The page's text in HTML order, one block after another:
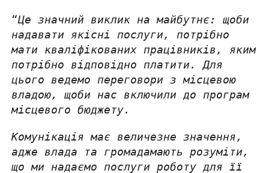
“Це значний виклик на майбутнє: щоби
надавати якісні послуги, потрібно
мати кваліфікованих працівників, яким
потрібно відповідно платити. Для
цього ведемо переговори з місцевою
владою, щоби нас включили до програм
місцевого бюджету.
Комунікація має величезне значення,
адже влада та громадамають розуміти,
що ми надаємо послуги роботу для її